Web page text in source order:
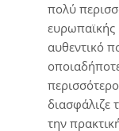
πολύ
ευρωπαϊκής
αυθεντικό
διασφάλιζε
την